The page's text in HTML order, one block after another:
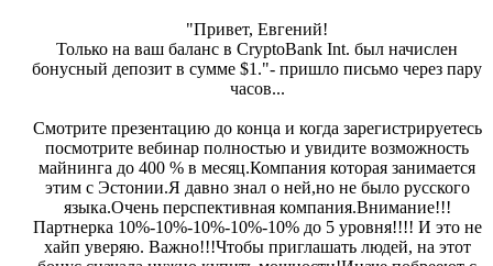
"Привет, Евгений!
Только на ваш баланс в CryptoBank Int. был начислен
бонусный депозит в сумме $1."- пришло письмо через пару
часов...
Смотрите презентацию до конца и когда зарегистрируетесь
посмотрите вебинар полностью и увидите возможность
майнинга до 400 % в месяц.Компания которая занимается
этим с Эстонии.Я давно знал о ней,но не было русского
языка.Очень перспективная компания.Внимание!!!
Партнерка 10%-10%-10%-10%-10% до 5 уровня!!!! И это не
хайп уверяю. Важно!!!Чтобы приглашать людей, на этот